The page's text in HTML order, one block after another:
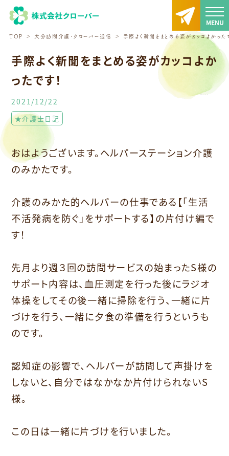
TOP 大分訪問介護・クローバー通信 手際よく新聞をまとめる姿がカッコよかった
手際よく新聞をまとめる姿がカッコよか
ったです！
2021/12/22
★介護士日記
おはようございます。ヘルパーステーション介護
のみかたです。
介護のみかた的ヘルパーの仕事である【「生活
不活発病を防ぐ」をサポートする】の片付け編で
す！
先月より週３回の訪問サービスの始まったS様の
サポート内容は、血圧測定を行った後にラジオ
体操をしてその後一緒に掃除を行う、一緒に片
づけを行う、一緒に夕食の準備を行うというも
のです。
認知症の影響で、ヘルパーが訪問して声掛けを
しないと、自分ではなかなか片付けられないS
様。
この日は一緒に片づけを行いました。